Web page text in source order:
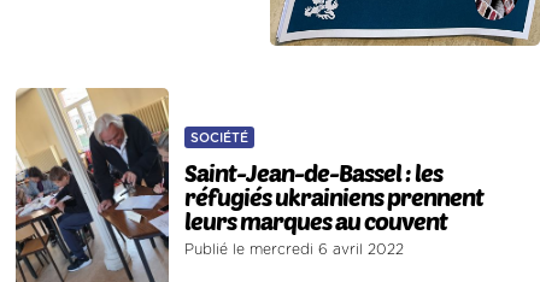
SOCIÉTÉ
Saint-Jean-de-Bassel : les
réfugiés ukrainiens prennent
leurs marques au couvent
Publié le mercredi 6 avril 2022